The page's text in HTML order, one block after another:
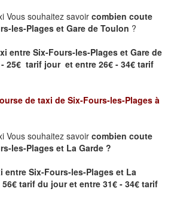
Vous souhaitez savoir combien coute
les-Plages et Gare de Toulon ?
entre Six-Fours-les-Plages et Gare de
25€ tarif jour et entre 26€ - 34€ tarif
de taxi de Six-Fours-les-Plages à
Vous souhaitez savoir combien coute
les-Plages et La Garde ?
entre Six-Fours-les-Plages et La
tarif du jour et entre 31€ - 34€ tarif